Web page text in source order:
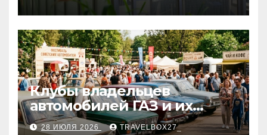
Клубы владельцев
автомобилей ГАЗ и их
мероприятия
28 ИЮЛЯ 2026 TRAVELBOX27_